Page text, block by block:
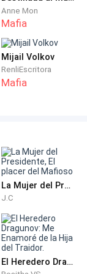
cerca hace
atenta y
y
con las
con la
en mi vida,
muy
confidente, y
manera
Anne Mon
Mafia
Mijail Volkov
RenliEscritora
Mafia
La Mujer del Presidente, El placer del Mafioso
J.C
El Heredero Dragunov: Me Enamoré de la Hija del Traidor.